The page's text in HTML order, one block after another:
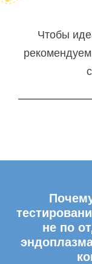
Чтобы
не по